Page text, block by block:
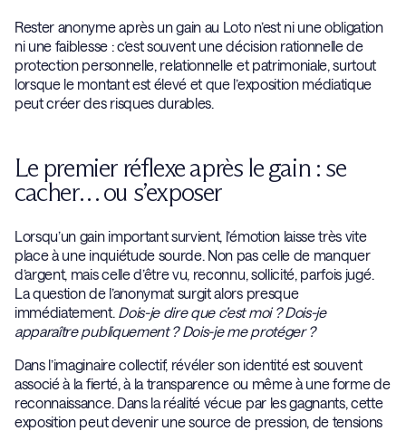
Rester anonyme après un gain au Loto n’est ni une obligation
ni une faiblesse : c’est souvent une décision rationnelle de
protection personnelle, relationnelle et patrimoniale, surtout
lorsque le montant est élevé et que l’exposition médiatique
peut créer des risques durables.
Le premier réflexe après le gain : se
cacher… ou s’exposer
Lorsqu’un gain important survient, l’émotion laisse très vite
place à une inquiétude sourde. Non pas celle de manquer
d’argent, mais celle d’être vu, reconnu, sollicité, parfois jugé.
La question de l’anonymat surgit alors presque
immédiatement. Dois-je dire que c’est moi ? Dois-je
apparaître publiquement ? Dois-je me protéger ?
Dans l’imaginaire collectif, révéler son identité est souvent
associé à la fierté, à la transparence ou même à une forme de
reconnaissance. Dans la réalité vécue par les gagnants, cette
exposition peut devenir une source de pression, de tensions